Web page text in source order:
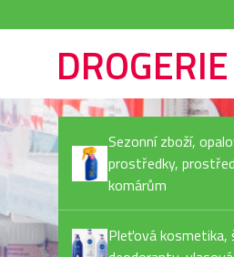
Sezonní zboží,
prostředky,
komárům
Pleťová kosmetika,